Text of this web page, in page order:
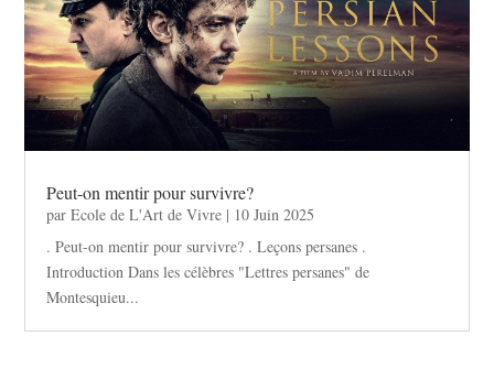
Peut-on mentir pour survivre?
parEcole de L'Art de Vivre | 10 Juin 2025
. Peut-on mentir pour survivre? . Leçons persanes .
Introduction Dans les célèbres "Lettres persanes" de
Montesquieu...